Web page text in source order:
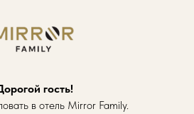
гость!
в отель Mirror Family.